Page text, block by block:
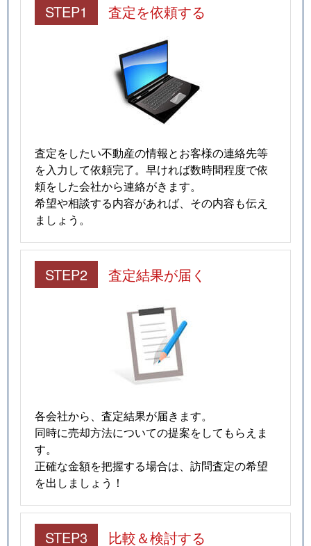
STEP1 査定を依頼する
査定をしたい不動産の情報とお客様の連絡先等
を入力して依頼完了。早ければ数時間程度で依
頼をした会社から連絡がきます。
希望や相談する内容があれば、その内容も伝え
ましょう。
STEP2 査定結果が届く
各会社から、査定結果が届きます。
同時に売却方法についての提案をしてもらえま
す。
正確な金額を把握する場合は、訪問査定の希望
を出しましょう！
STEP3 比較＆検討する